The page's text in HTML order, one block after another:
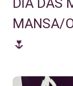
MANSA/
🌷